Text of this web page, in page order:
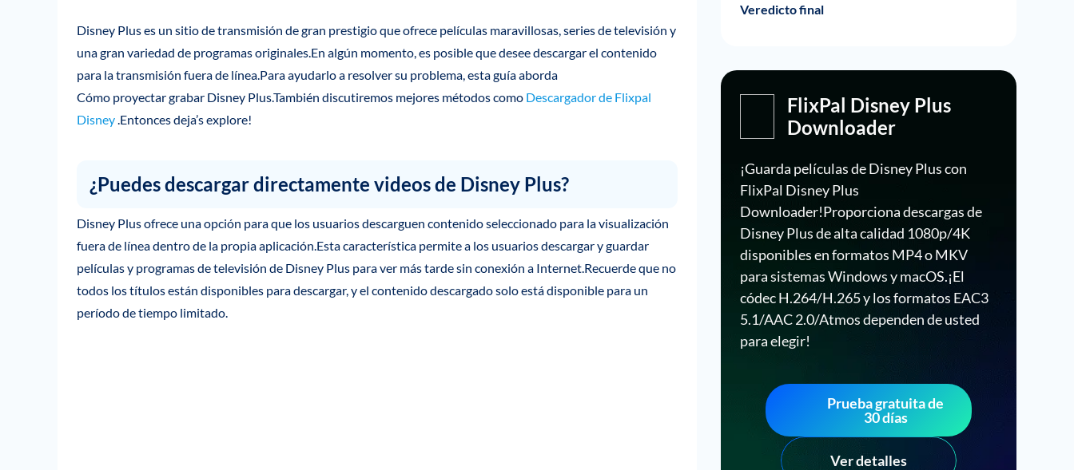
Disney Plus es un sitio de transmisión de gran prestigio que ofrece películas maravillosas, series de televisión y
una gran variedad de programas originales.En algún momento, es posible que desee descargar el contenido
para la transmisión fuera de línea.Para ayudarlo a resolver su problema, esta guía aborda
Cómo proyectar grabar Disney Plus.También discutiremos mejores métodos como Descargador de Flixpal
Disney.Entonces deja’s explore!
¿Puedes descargar directamente videos de Disney Plus?
Disney Plus ofrece una opción para que los usuarios descarguen contenido seleccionado para la visualización
fuera de línea dentro de la propia aplicación.Esta característica permite a los usuarios descargar y guardar
películas y programas de televisión de Disney Plus para ver más tarde sin conexión a Internet.Recuerde que no
todos los títulos están disponibles para descargar, y el contenido descargado solo está disponible para un
período de tiempo limitado.
Veredicto final
FlixPal Disney Plus
Downloader
¡Guarda películas de Disney Plus con
FlixPal Disney Plus
Downloader!Proporciona descargas de
Disney Plus de alta calidad 1080p/4K
disponibles en formatos MP4 o MKV
para sistemas Windows y macOS.¡El
códec H.264/H.265 y los formatos EAC3
5.1/AAC 2.0/Atmos dependen de usted
para elegir!
Prueba gratuita de
30 días
Ver detalles